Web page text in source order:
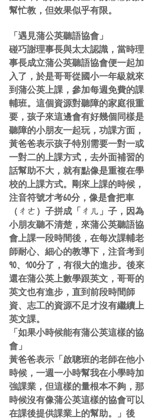
幫忙教，但效果似乎有限。
「遇見蒲公英聽語協會」
碰巧謝理事長與太太認識，當時理
事長成立蒲公英聽語協會便一起加
入了，於是哥哥從國小一年級就來
到蒲公英上課，參加每週免費的課
輔班。這個資源對聽障的家庭很重
要，孩子來這邊會有好幾個同樣是
聽障的小朋友一起玩，功課方面，
黃爸爸表示孩子特別需要一對一或
一對二的上課方式，去外面補習的
話幫助不大，就有點像是重複在學
校的上課方式。剛來上課的時候，
注音符號才考60分，像是會把車
（ㄔㄜ）子拼成「ㄔㄦ」子，因為
小朋友聽不清楚，來蒲公英聽語協
會上課一段時間後，在每次課輔老
師耐心、細心的教導下，注音考到
90、100分了，有很大的進步。後來
還在蒲公英上數學跟英文，哥哥的
英文也有進步，直到前段時間師
資、志工的資源不足才沒有繼續上
英文課。
「如果小時候能有蒲公英這樣的協
會」
黃爸爸表示「啟聰班的老師在他小
時候，一週一小時幫我在小學時加
強課業，但這樣的量根本不夠，那
時候沒有像蒲公英這樣的協會可以
在課後提供課業上的幫助。」後